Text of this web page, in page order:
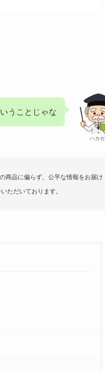
ハカセ
うことじゃな
商品に偏らず、公平な情報をお届け
いただいております。